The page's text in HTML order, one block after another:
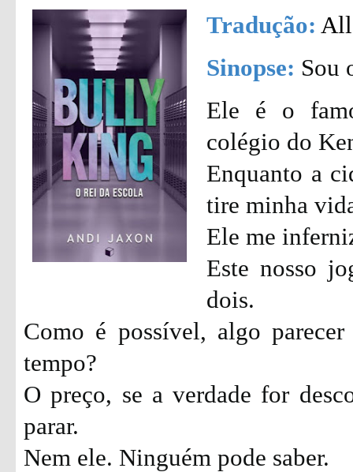
Tradução:
Sinopse: Sou
Ele é o
colégio do
Enquanto a
tire minha
Ele me
Este nosso
dois.
Como é possível, algo
tempo?
O preço, se a verdade for
parar.
Nem ele. Ninguém pode saber.